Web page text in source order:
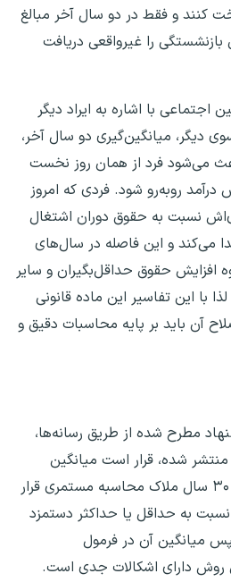
کنند و فقط در دو سال آخر مبالغ
بازنشستگی را غیرواقعی دریافت
با اشاره به ایراد دیگر
از سوی دیگر، میانگین‌گیری دو سال آخر،
می‌شود فرد از همان روز نخست
روبه‌رو شود. فردی که امروز
نسبت به حقوق دوران اشتغال
پیدا می‌کند و این فاصله در سال‌های
افزایش حقوق حداقل‌بگیران و سایر
با این تفاسیر این ماده قانونی
آن باید بر پایه محاسبات دقیق و
مطرح شده از طریق رسانه‌ها،
شده، قرار است میانگین
ضریب بیمه‌ای فرد در طول ۳۰ سال ملاک محاسبه مستمری قرار
نسبت به حداقل یا حداکثر دستمزد
میانگین آن در فرمول
روش دارای اشکالات جدی است.